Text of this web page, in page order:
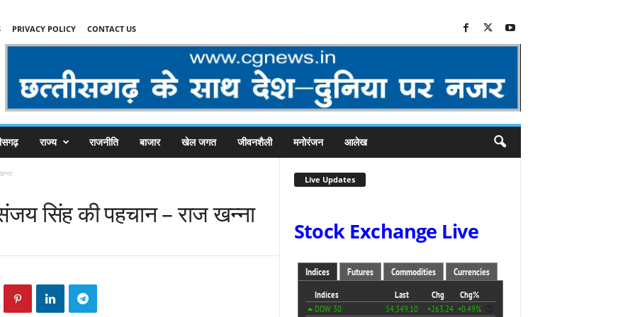
PRIVACY POLICY CONTACT US
राज्य राजनीति बाजार खेल जगत जीवनशैली मनोरंजन आलेख
सिंह की पहचान – राज खन्ना
Live Updates
Stock Exchange Live